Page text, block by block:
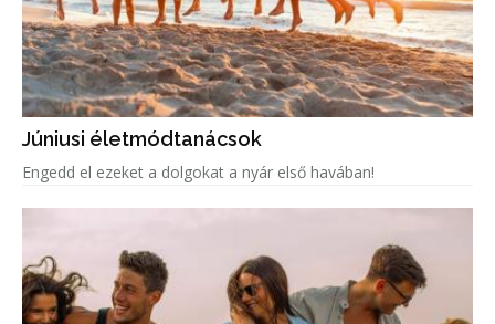
Júniusi életmódtanácsok
Engedd el ezeket a dolgokat a nyár első havában!